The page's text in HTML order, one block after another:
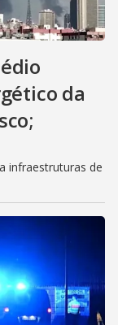
da
infraestruturas de